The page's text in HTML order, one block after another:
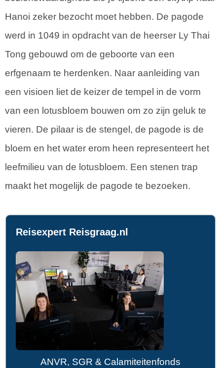
Hanoi zeker bezocht moet hebben. De pagode
werd in 1049 in opdracht van de heerser Ly Thai
Tong gebouwd om de geboorte van een
erfgenaam te herdenken. Naar aanleiding van
een visioen liet de keizer de tempel in de vorm
van een lotusbloem bouwen om zo zijn geluk te
vieren. De pilaar is de stengel, de pagode is de
bloem en het water erom heen representeert het
leefmilieu van de lotusbloem. Een stenen trap
maakt het mogelijk de pagode te bezoeken.
Reisexpert Reisgraag.nl
ANVR, SGR & Calamiteitenfonds